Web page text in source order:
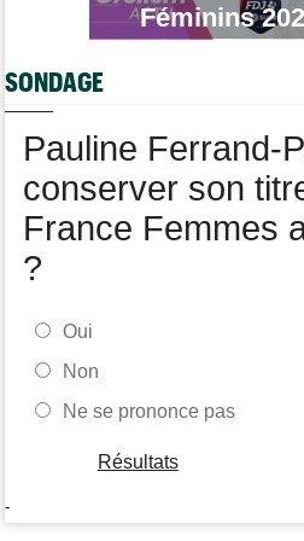
Transfert
Soudal Quick-Step a recruté un
Web-série : "Course toujours, dans
Féminins
SONDAGE
Pauline Ferrand-
conserver son
France Femmes
?
Oui
Non
Ne se prononce pas
Résultats
-